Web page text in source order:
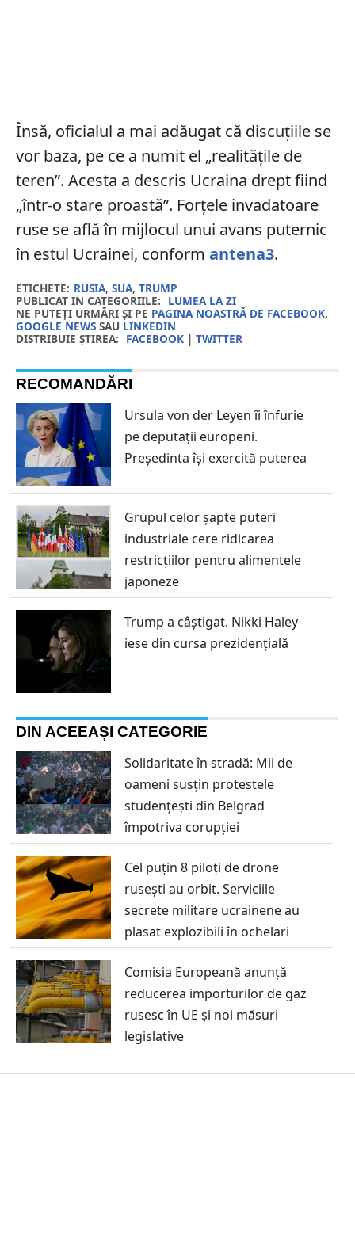
Însă, oficialul a mai adăugat că discuțiile se
vor baza, pe ce a numit el „realitățile de
teren”. Acesta a descris Ucraina drept fiind
„într-o stare proastă”. Forțele invadatoare
ruse se află în mijlocul unui avans puternic
în estul Ucrainei, conform antena3.
ETICHETE: RUSIA, SUA, TRUMP
PUBLICAT IN CATEGORIILE: LUMEA LA ZI
NE PUTEȚI URMĂRI ȘI PE PAGINA NOASTRĂ DE FACEBOOK,
GOOGLE NEWSSAU LINKEDIN
DISTRIBUIE ȘTIREA: FACEBOOK| TWITTER
RECOMANDĂRI
Ursula von der Leyen îi înfurie
pe deputații europeni.
Președinta își exercită puterea
Grupul celor șapte puteri
industriale cere ridicarea
restricțiilor pentru alimentele
japoneze
Trump a câștigat. Nikki Haley
iese din cursa prezidențială
DIN ACEEAȘI CATEGORIE
Solidaritate în stradă: Mii de
oameni susțin protestele
studențești din Belgrad
împotriva corupției
Cel puțin 8 piloți de drone
rusești au orbit. Serviciile
secrete militare ucrainene au
plasat explozibili în ochelari
Comisia Europeană anunță
reducerea importurilor de gaz
rusesc în UE și noi măsuri
legislative